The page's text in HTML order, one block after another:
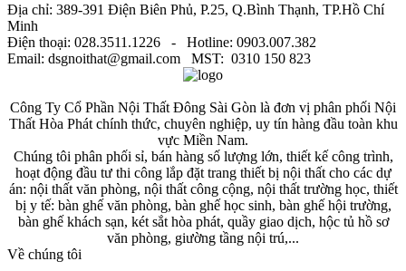
Địa chỉ: 389-391 Điện Biên Phủ, P.25, Q.Bình Thạnh, TP.Hồ Chí
Minh
Điện thoại: 028.3511.1226 - Hotline: 0903.007.382
Email: dsgnoithat@gmail.com MST: 0310 150 823
Công Ty Cổ Phần Nội Thất Đông Sài Gòn là đơn vị phân phối Nội
Thất Hòa Phát chính thức, chuyên nghiệp, uy tín hàng đầu toàn khu
vực Miền Nam.
Chúng tôi phân phối sỉ, bán hàng số lượng lớn, thiết kế công trình,
hoạt động đầu tư thi công lắp đặt trang thiết bị nội thất cho các dự
án: nội thất văn phòng, nội thất công cộng, nội thất trường học, thiết
bị y tế: bàn ghế văn phòng, bàn ghế học sinh, bàn ghế hội trường,
bàn ghế khách sạn, két sắt hòa phát, quầy giao dịch, hộc tủ hồ sơ
văn phòng, giường tầng nội trú,...
Về chúng tôi